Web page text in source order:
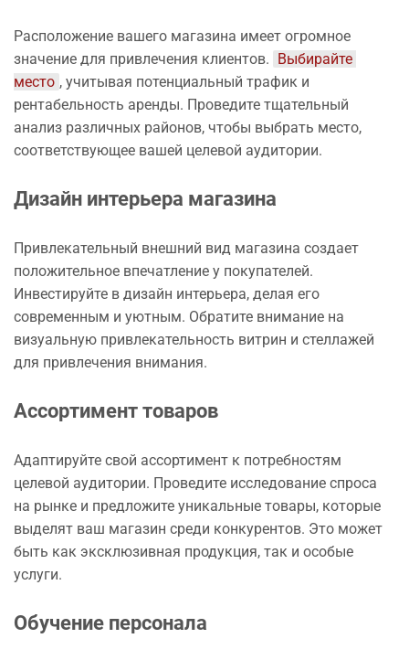
Расположение вашего магазина имеет огромное
значение для привлечения клиентов.
Выбирайте
место , учитывая потенциальный трафик и
рентабельность аренды. Проведите тщательный
анализ различных районов, чтобы выбрать место,
соответствующее вашей целевой аудитории.
Дизайн интерьера магазина
Привлекательный внешний вид магазина создает
положительное впечатление у покупателей.
Инвестируйте в дизайн интерьера, делая его
современным и уютным. Обратите внимание на
визуальную привлекательность витрин и стеллажей
для привлечения внимания.
Ассортимент товаров
Адаптируйте свой ассортимент к потребностям
целевой аудитории. Проведите исследование спроса
на рынке и предложите уникальные товары, которые
выделят ваш магазин среди конкурентов. Это может
быть как эксклюзивная продукция, так и особые
услуги.
Обучение персонала